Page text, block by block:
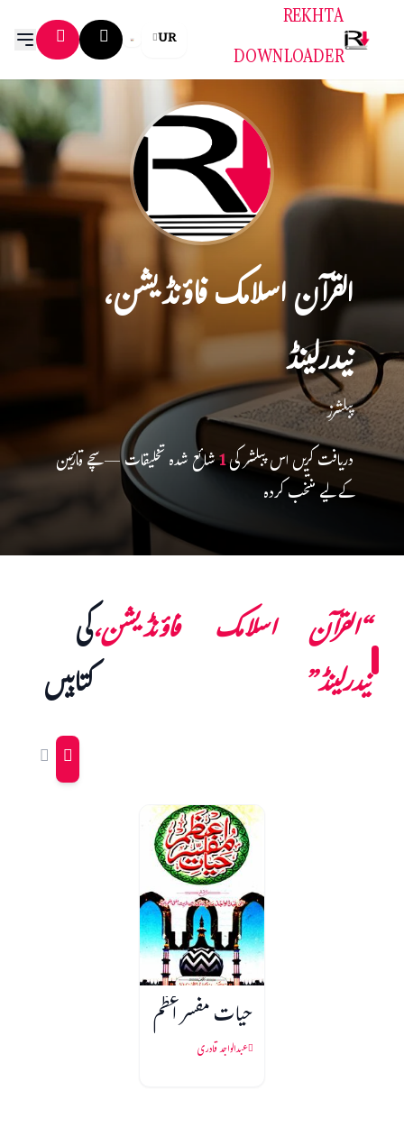
REKHTA
DOWNLOADER
UR
القرآن اسلامک فاؤنڈیشن،
نیدرلینڈ
پبلشرز
دریافت کریں اس پبلشر کی1شائع شدہ تخلیقات — سچے قارئین
کے لیے منتخب کردہ
“القرآن اسلامک فاؤنڈیشن،
نیدرلینڈ”
کی
کتابیں
حیات مفسر اعظم
عبدالواجد قادری